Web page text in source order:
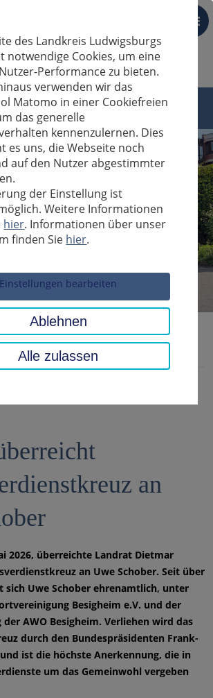
DE
Landkreis
Aktuelles
an
2026, überreichte Landrat Dietmar
an Uwe Schober. Seit über
sich Uwe Schober ehrenamtlich, unter
Besigheim e.V. und der
AWO Besigheim. Verliehen wird das
durch den Bundespräsidenten Frank-
ist die höchste Anerkennung, die in
um das Gemeinwohl vergeben
des Landkreis Ludwigsburgs
notwendige Cookies, um eine
Performance zu bieten.
verwenden wir das
Matomo in einer Cookiefreien
das generelle
kennenzulernen. Dies
es uns, die Webseite noch
auf den Nutzer abgestimmter
der Einstellung ist
Weitere Informationen
hier. Informationen über unser
finden Sie hier.
Einstellungen bearbeiten
Ablehnen
Alle zulassen